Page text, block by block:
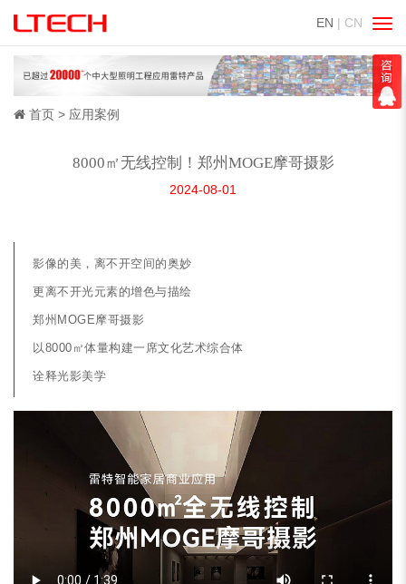
EN | CN
切
换
导
航
首页 应用案例
8000㎡无线控制！郑州MOGE摩哥摄影
2024-08-01
影像的美，离不开空间的奥妙
更离不开光元素的增色与描绘
郑州MOGE摩哥摄影
以8000㎡体量构建一席文化艺术综合体
诠释光影美学